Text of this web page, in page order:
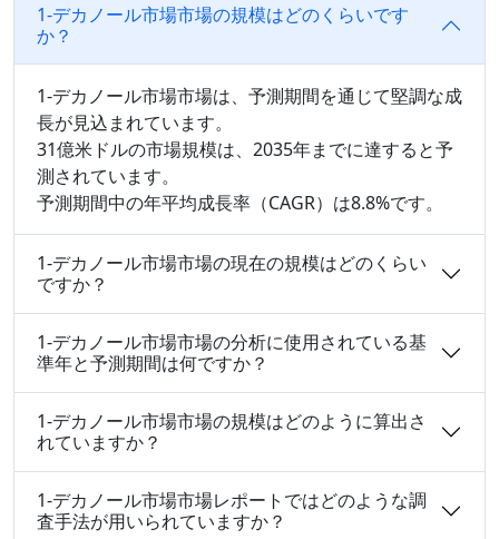
1-デカノール市場市場の規模はどのくらいです
か？
1-デカノール市場市場は、予測期間を通じて堅調な成
長が見込まれています。
31億米ドルの市場規模は、2035年までに達すると予
測されています。
予測期間中の年平均成長率（CAGR）は8.8%です。
1-デカノール市場市場の現在の規模はどのくらい
ですか？
1-デカノール市場市場の分析に使用されている基
準年と予測期間は何ですか？
1-デカノール市場市場の規模はどのように算出さ
れていますか？
1-デカノール市場市場レポートではどのような調
査手法が用いられていますか？